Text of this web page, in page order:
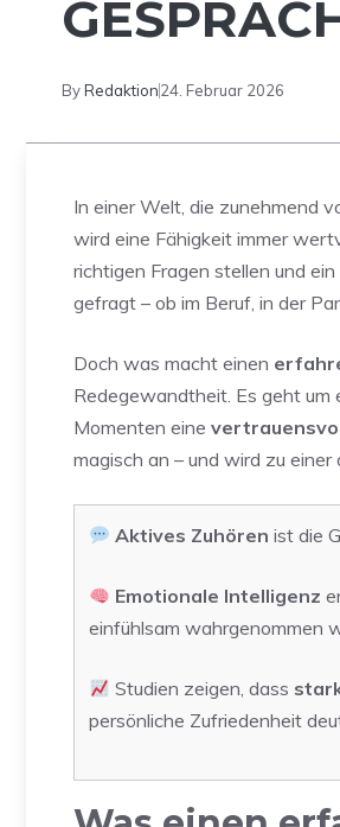
ByRedaktion24. Februar 2026
In einer Welt, die zunehmend
wird eine Fähigkeit immer
richtigen Fragen stellen und
gefragt – ob im Beruf, in der
Doch was macht einen
Redegewandtheit. Es geht um
Momenten eine
magisch an – und wird zu
Aktives Zuhören ist die
Emotionale Intelligenz
einfühlsam wahrgenommen
Studien zeigen, dass
persönliche Zufriedenheit